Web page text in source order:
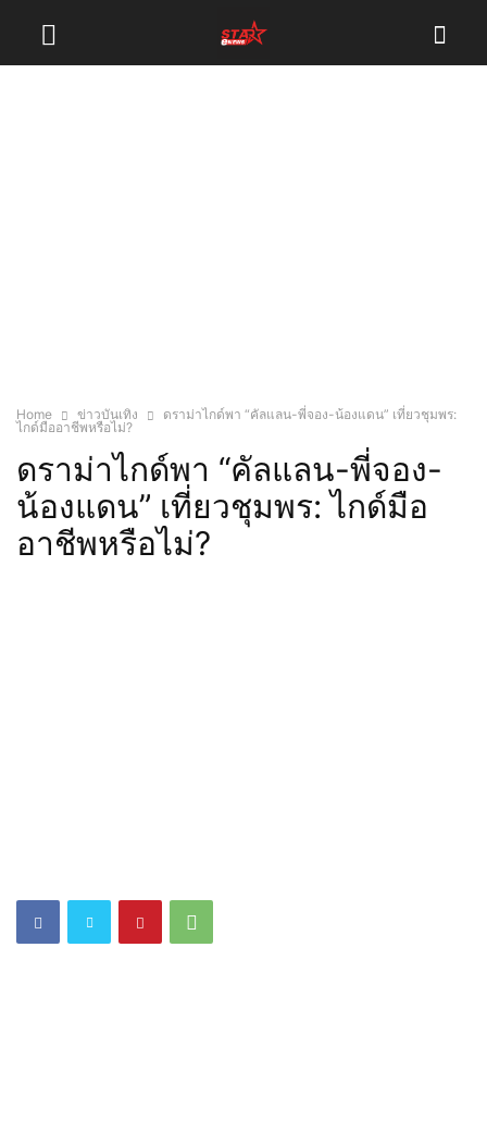
Home ข่าวบันเทิง
ดราม่าไกด์พา “คัลแลน-พี่จอง-น้องแดน” เที่ยวชุมพร:
ไกด์มืออาชีพหรือไม่?
ดราม่าไกด์พา “คัลแลน-พี่จอง-
น้องแดน” เที่ยวชุมพร: ไกด์มือ
อาชีพหรือไม่?